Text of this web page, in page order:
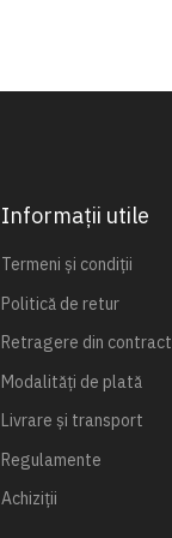
Informații utile
Termeni și condiții
Politică de retur
Retragere din contract
Modalități de plată
Livrare și transport
Regulamente
Achiziții